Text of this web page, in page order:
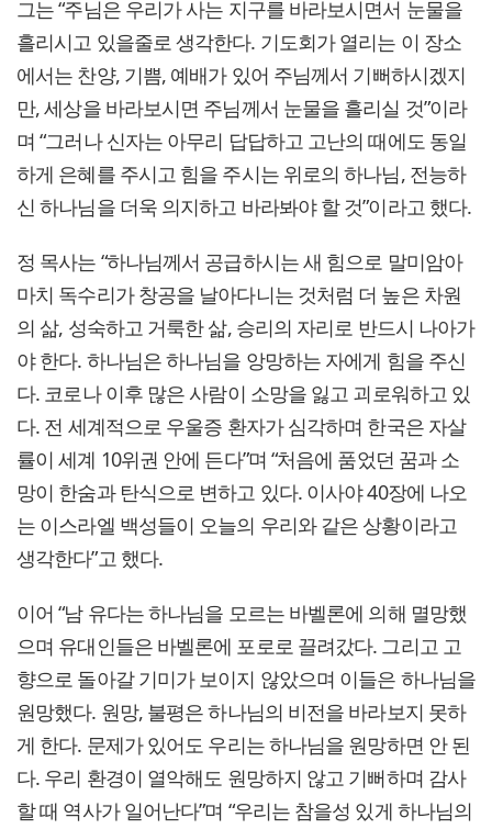
그는 “주님은 우리가 사는 지구를 바라보시면서 눈물을
흘리시고 있을줄로 생각한다. 기도회가 열리는 이 장소
에서는 찬양, 기쁨, 예배가 있어 주님께서 기뻐하시겠지
만, 세상을 바라보시면 주님께서 눈물을 흘리실 것”이라
며 “그러나 신자는 아무리 답답하고 고난의 때에도 동일
하게 은혜를 주시고 힘을 주시는 위로의 하나님, 전능하
신 하나님을 더욱 의지하고 바라봐야 할 것”이라고 했다.
정 목사는 “하나님께서 공급하시는 새 힘으로 말미암아
마치 독수리가 창공을 날아다니는 것처럼 더 높은 차원
의 삶, 성숙하고 거룩한 삶, 승리의 자리로 반드시 나아가
야 한다. 하나님은 하나님을 앙망하는 자에게 힘을 주신
다. 코로나 이후 많은 사람이 소망을 잃고 괴로워하고 있
다. 전 세계적으로 우울증 환자가 심각하며 한국은 자살
률이 세계 10위권 안에 든다”며 “처음에 품었던 꿈과 소
망이 한숨과 탄식으로 변하고 있다. 이사야 40장에 나오
는 이스라엘 백성들이 오늘의 우리와 같은 상황이라고
생각한다”고 했다.
이어 “남 유다는 하나님을 모르는 바벨론에 의해 멸망했
으며 유대인들은 바벨론에 포로로 끌려갔다. 그리고 고
향으로 돌아갈 기미가 보이지 않았으며 이들은 하나님을
원망했다. 원망, 불평은 하나님의 비전을 바라보지 못하
게 한다. 문제가 있어도 우리는 하나님을 원망하면 안 된
다. 우리 환경이 열악해도 원망하지 않고 기뻐하며 감사
할 때 역사가 일어난다”며 “우리는 참을성 있게 하나님의